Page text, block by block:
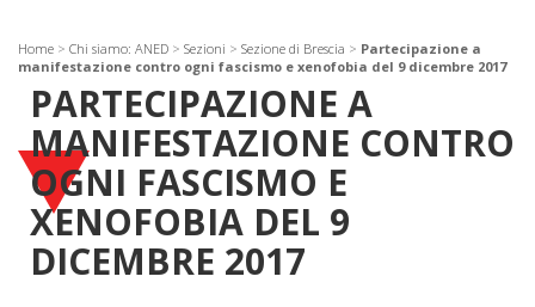
Home > Chi siamo: ANED > Sezioni > Sezione di Brescia > Partecipazione a
manifestazione contro ogni fascismo e xenofobia del 9 dicembre 2017
PARTECIPAZIONE A
MANIFESTAZIONE CONTRO
OGNI FASCISMO E
XENOFOBIA DEL 9
DICEMBRE 2017